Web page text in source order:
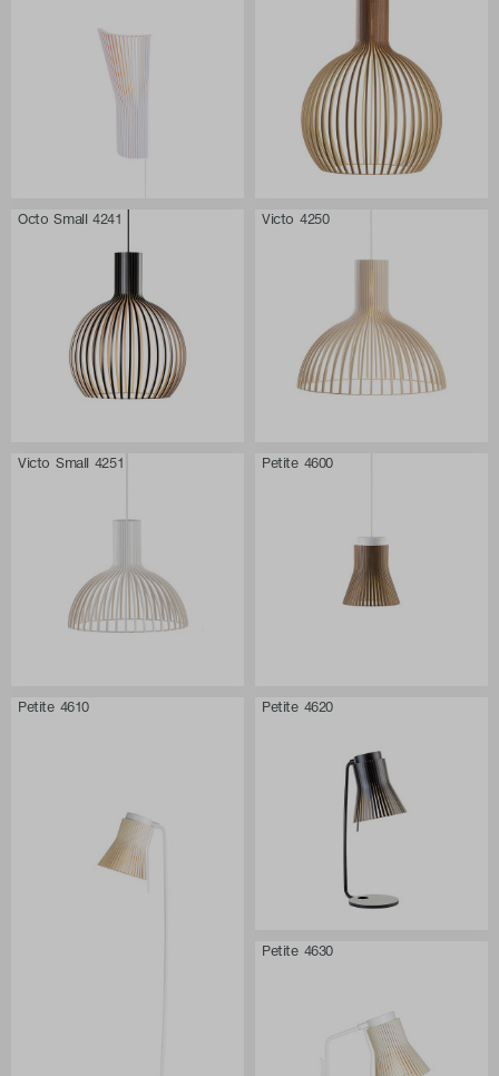
Octo Small 4241 Victo 4250
Victo Small 4251 Petite 4600
Petite 4610 Petite 4620
Petite 4630